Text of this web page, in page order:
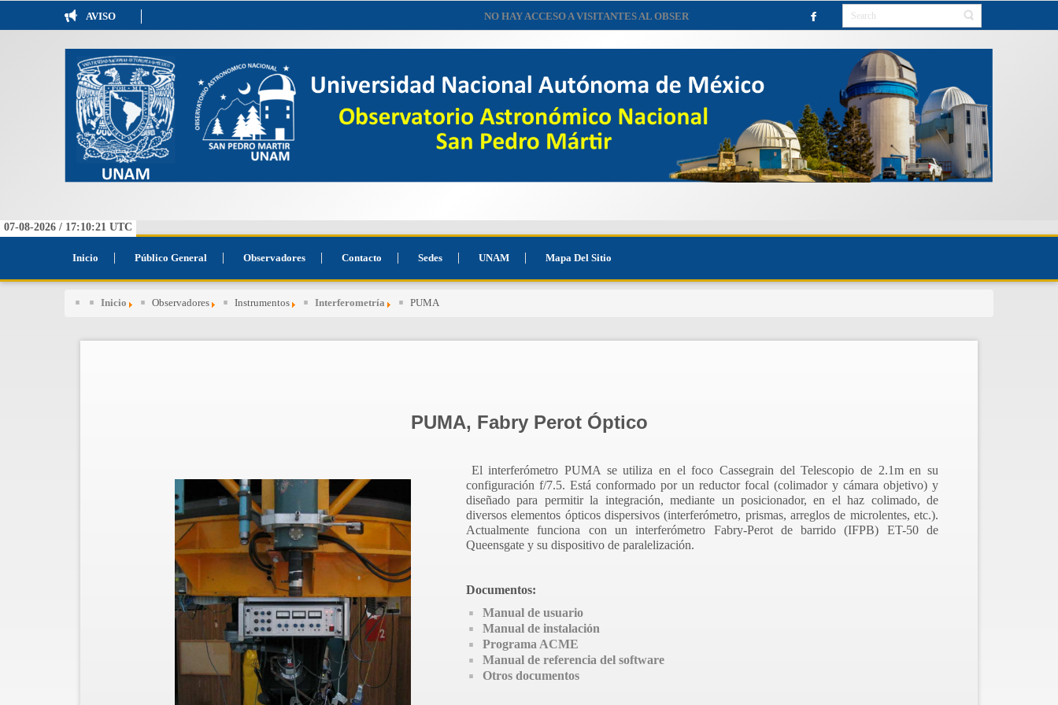
AVISO NO HAY ACCESO A VISITANTES AL OBSERVATORIO HASTA NUEVO AVISO.
07-08-2026 / 17:10:21 UTC
Inicio Público General Observadores Contacto Sedes UNAM Mapa Del Sitio
Inicio Observadores Instrumentos Interferometría PUMA
PUMA, Fabry Perot Óptico
El interferómetro PUMA se utiliza en el foco Cassegrain del Telescopio de 2.1m en su
configuración f/7.5. Está conformado por un reductor focal (colimador y cámara objetivo) y
diseñado para permitir la integración, mediante un posicionador, en el haz colimado, de
diversos elementos ópticos dispersivos (interferómetro, prismas, arreglos de microlentes, etc.).
Actualmente funciona con un interferómetro Fabry-Perot de barrido (IFPB) ET-50 de
Queensgate y su dispositivo de paralelización.
Documentos:
Manual de usuario
Manual de instalación
Programa ACME
Manual de referencia del software
Otros documentos